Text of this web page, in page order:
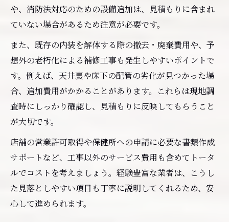
や、消防法対応のための設備追加は、見積もりに含まれ
ていない場合があるため注意が必要です。
また、既存の内装を解体する際の撤去・廃棄費用や、予
想外の老朽化による補修工事も発生しやすいポイントで
す。例えば、天井裏や床下の配管の劣化が見つかった場
合、追加費用がかかることがあります。これらは現地調
査時にしっかり確認し、見積もりに反映してもらうこと
が大切です。
店舗の営業許可取得や保健所への申請に必要な書類作成
サポートなど、工事以外のサービス費用も含めてトータ
ルでコストを考えましょう。経験豊富な業者は、こうし
た見落としやすい項目も丁寧に説明してくれるため、安
心して進められます。